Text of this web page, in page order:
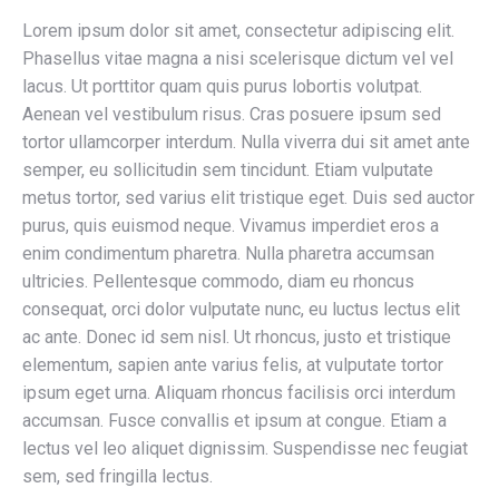
Lorem ipsum dolor sit amet, consectetur adipiscing elit.
Phasellus vitae magna a nisi scelerisque dictum vel vel
lacus. Ut porttitor quam quis purus lobortis volutpat.
Aenean vel vestibulum risus. Cras posuere ipsum sed
tortor ullamcorper interdum. Nulla viverra dui sit amet ante
semper, eu sollicitudin sem tincidunt. Etiam vulputate
metus tortor, sed varius elit tristique eget. Duis sed auctor
purus, quis euismod neque. Vivamus imperdiet eros a
enim condimentum pharetra. Nulla pharetra accumsan
ultricies. Pellentesque commodo, diam eu rhoncus
consequat, orci dolor vulputate nunc, eu luctus lectus elit
ac ante. Donec id sem nisl. Ut rhoncus, justo et tristique
elementum, sapien ante varius felis, at vulputate tortor
ipsum eget urna. Aliquam rhoncus facilisis orci interdum
accumsan. Fusce convallis et ipsum at congue. Etiam a
lectus vel leo aliquet dignissim. Suspendisse nec feugiat
sem, sed fringilla lectus.